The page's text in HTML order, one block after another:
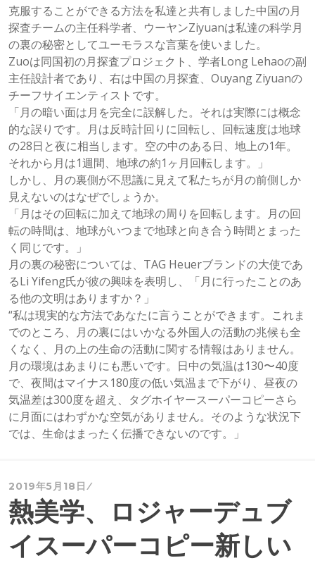
克服することができる方法を私達と共有しました中国の月
探査チームの主任科学者、ウーヤンZiyuanは私達の科学月
の裏の秘密としてユーモラスな言葉を使いました。
Zuoは同国初の月探査プロジェクト、学者Long Lehaoの副
主任設計者であり、右は中国の月探査、Ouyang Ziyuanの
チーフサイエンティストです。
「月の暗い面は月を完全に誤解した。それは実際には概念
的な誤りです。月は反時計回りに回転し、回転速度は地球
の28日と夜に相当します。空の中のある日、地上の1年。
それから月は1週間、地球の約1ヶ月回転します。」
しかし、月の裏側が不思議に見えて私たちが月の前側しか
見えないのはなぜでしょうか。
「月はその回転に加えて地球の周りを回転します。月の回
転の時間は、地球がいつまで地球と向き合う時間とまった
く同じです。」
月の裏の秘密については、TAG Heuerブランドの大使であ
るLi Yifeng氏が彼の興味を表明し、「月に行ったことのあ
る他の文明はありますか？」
“私は現実的な方法であなたに言うことができます。これま
でのところ、月の裏にはいかなる外国人の活動の兆候も全
くなく、月の上の生命の活動に関する情報はありません。
月の環境はあまりにも悪いです。日中の気温は130〜40度
で、夜間はマイナス180度の低い気温まで下がり、昼夜の
気温差は300度を超え、タグホイヤースーパーコピーさら
に月面にはわずかな空気がありません。そのような状況下
では、生命はまったく伝播できないのです。」
2019年5月18日
熱美学、ロジャーデュブ
イスーパーコピー新しい